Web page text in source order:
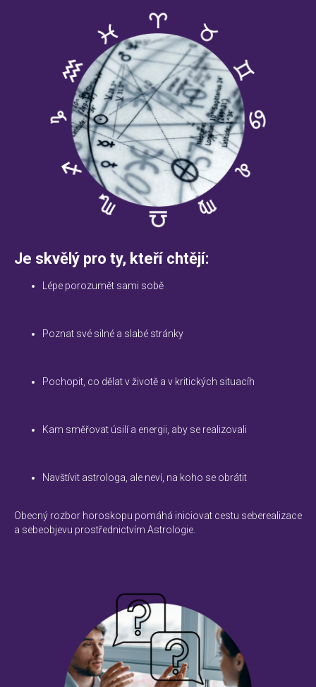
Je skvělý pro ty, kteří chtějí:
Lépe porozumět sami sobě
Poznat své silné a slabé stránky
Pochopit, co dělat v životě a v kritických situacíh
Kam směřovat úsilí a energii, aby se realizovali
Navštívit astrologa, ale neví, na koho se obrátit
Obecný rozbor horoskopu pomáhá iniciovat cestu seberealizace
a sebeobjevu prostřednictvím Astrologie.